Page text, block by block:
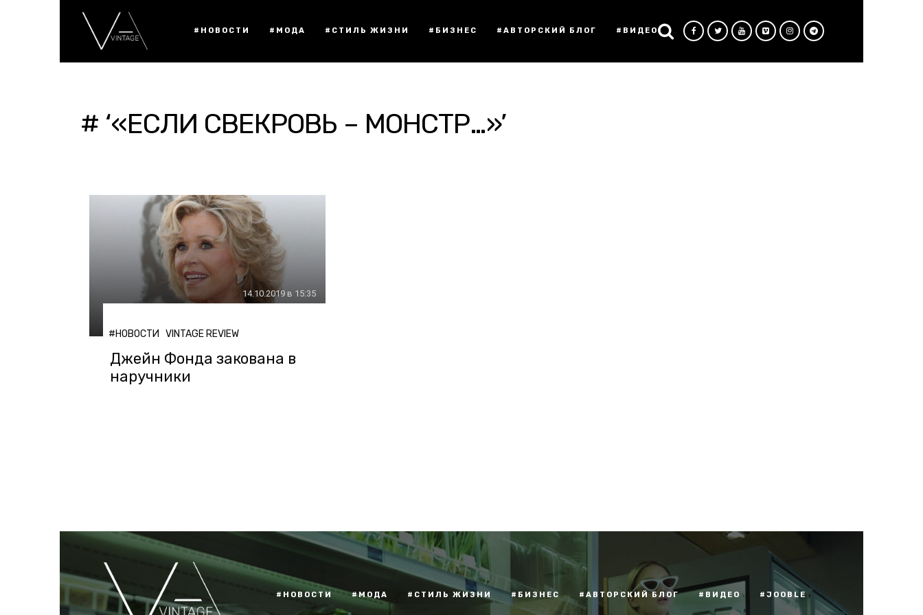
#НОВОСТИ #МОДА #СТИЛЬ ЖИЗНИ #БИЗНЕС #АВТОРСКИЙ БЛОГ #ВИДЕО
# ‘«ЕСЛИ СВЕКРОВЬ – МОНСТР…»’
14.10.2019 в 15:35
#НОВОСТИ VINTAGE REVIEW
Джейн Фонда закована в
наручники
#НОВОСТИ #МОДА #СТИЛЬ ЖИЗНИ #БИЗНЕС #АВТОРСКИЙ БЛОГ #ВИДЕО #JOOBLE